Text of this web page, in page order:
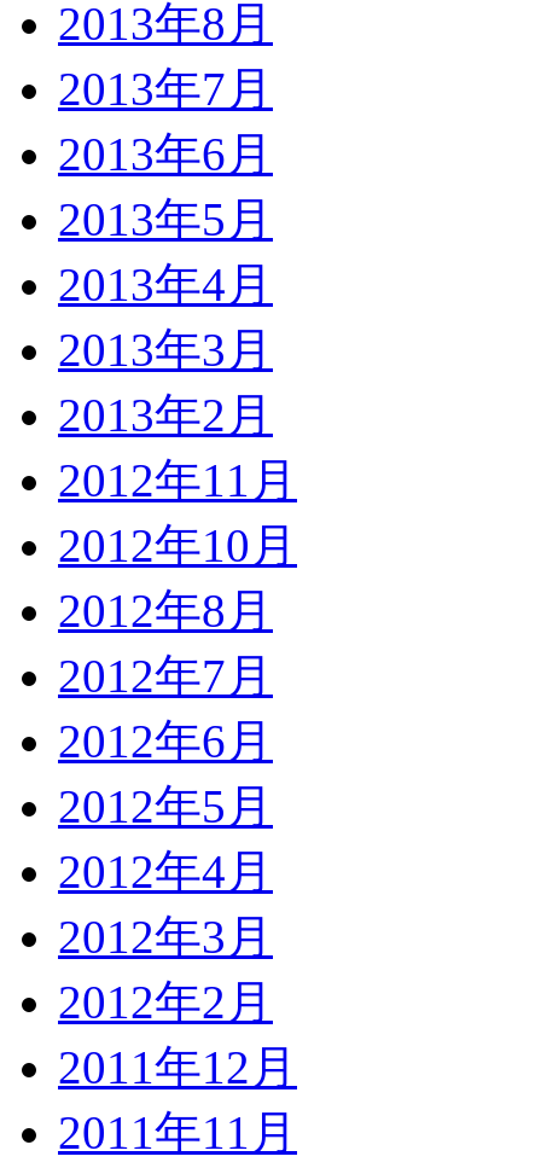
2013年8月
2013年7月
2013年6月
2013年5月
2013年4月
2013年3月
2013年2月
2012年11月
2012年10月
2012年8月
2012年7月
2012年6月
2012年5月
2012年4月
2012年3月
2012年2月
2011年12月
2011年11月